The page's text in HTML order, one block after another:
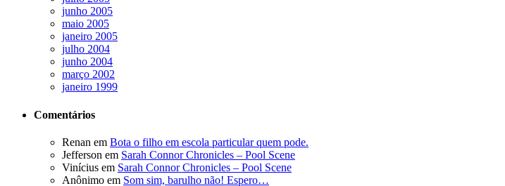
junho 2005
maio 2005
janeiro 2005
julho 2004
junho 2004
março 2002
janeiro 1999
Comentários
Renan em Bota o filho em escola particular quem pode.
Jefferson em Sarah Connor Chronicles – Pool Scene
Vinícius em Sarah Connor Chronicles – Pool Scene
Anônimo em Som sim, barulho não! Espero…